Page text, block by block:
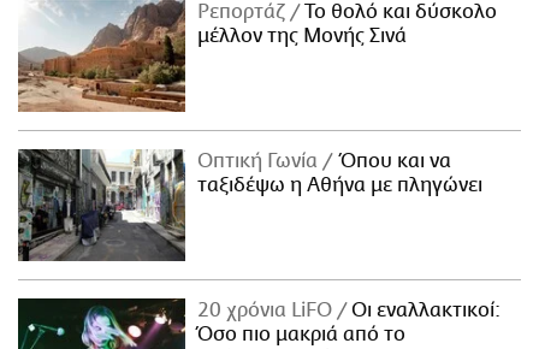
Ρεπορτάζ
Το θολό και δύσκολο
μέλλον της Μονής Σινά
Οπτική Γωνία
Όπου και να
ταξιδέψω η Αθήνα με πληγώνει
20 χρόνια LiFO
Οι εναλλακτικοί:
Όσο πιο μακριά από το